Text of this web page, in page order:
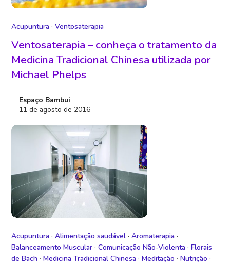
Acupuntura ·Ventosaterapia
Ventosaterapia – conheça o tratamento da
Medicina Tradicional Chinesa utilizada por
Michael Phelps
Espaço Bambui
11 de agosto de 2016
Acupuntura ·Alimentação saudável ·Aromaterapia ·
Balanceamento Muscular ·Comunicação Não-Violenta ·Florais
de Bach ·Medicina Tradicional Chinesa ·Meditação ·Nutrição ·